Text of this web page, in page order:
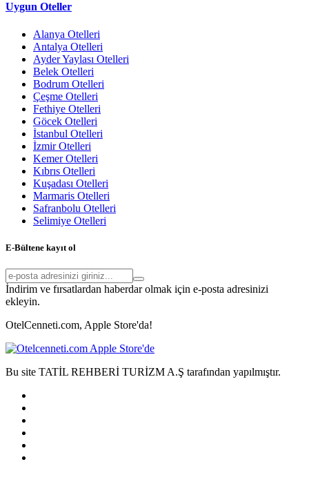
Uygun Oteller
Alanya Otelleri
Antalya Otelleri
Ayder Yaylası Otelleri
Belek Otelleri
Bodrum Otelleri
Çeşme Otelleri
Fethiye Otelleri
Göcek Otelleri
İstanbul Otelleri
İzmir Otelleri
Kemer Otelleri
Kıbrıs Otelleri
Kuşadası Otelleri
Marmaris Otelleri
Safranbolu Otelleri
Selimiye Otelleri
E-Bültene kayıt ol
İndirim ve fırsatlardan haberdar olmak için e-posta adresinizi
ekleyin.
OtelCenneti.com, Apple Store'da!
Bu site TATİL REHBERİ TURİZM A.Ş tarafından yapılmıştır.